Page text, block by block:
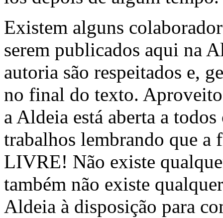
Existem alguns
serem publicados aqui na
autoria são respeitados e,
no final do texto.
a Aldeia está aberta a
trabalhos lembrando que
LIVRE! Não existe
também não existe
Aldeia à disposição para